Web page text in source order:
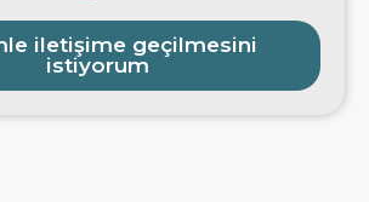
iletişime geçilmesini
istiyorum